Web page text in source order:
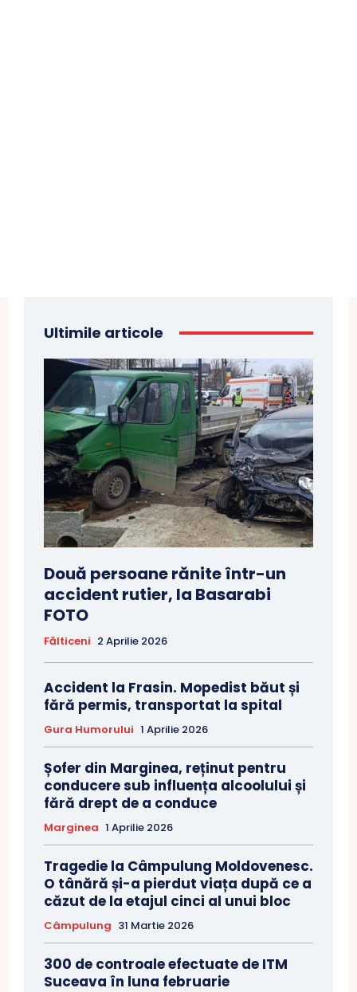
Ultimile articole
Două persoane rănite într-un
accident rutier, la Basarabi
FOTO
Fălticeni 2 Aprilie 2026
Accident la Frasin. Mopedist băut și
fără permis, transportat la spital
Gura Humorului 1 Aprilie 2026
Șofer din Marginea, reținut pentru
conducere sub influența alcoolului și
fără drept de a conduce
Marginea 1 Aprilie 2026
Tragedie la Câmpulung Moldovenesc.
O tânără și-a pierdut viața după ce a
căzut de la etajul cinci al unui bloc
Câmpulung 31 Martie 2026
300 de controale efectuate de ITM
Suceava în luna februarie